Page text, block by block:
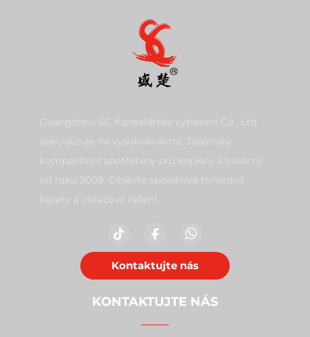
Guangzhou SC Kancelářské vybavení Co., Ltd
specializuje na vysokokvalitní, Japonsky
kompatibilní spotřebiny pro kopiéry a tiskárny
od roku 2009. Objevte spolehlivé tonerové
kazety a obrazové řešení.
Kontaktujte nás
KONTAKTUJTE NÁS